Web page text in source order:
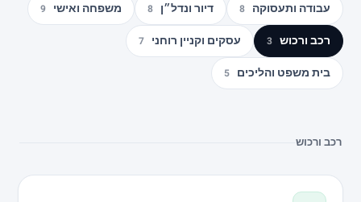
עבודה ותעסוקה 8 דיור ונדל״ן 8 משפחה ואישי 9
רכב ורכוש 3 עסקים וקניין רוחני 7
בית משפט והליכים 5
רכב ורכוש